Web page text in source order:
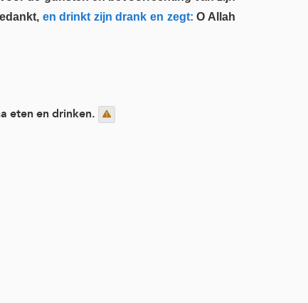
en drinkt zijn drank en zegt: O Allah
eten en drinken.